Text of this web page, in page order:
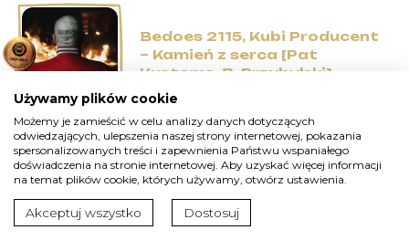
Bedoes 2115, Kubi Producent
– Kamień z serca [Pat
Kustoms, B. Przybylski]
DJ Element ft. Krystyna Prońko,
Kuba Knap, Ryfa Ri –
Niewypowiedziane światy [M.
Używamy plików cookie
Możemy je zamieścić w celu analizy danych dotyczących
odwiedzających, ulepszenia naszej strony internetowej, pokazania
spersonalizowanych treści i zapewnienia Państwu wspaniałego
doświadczenia na stronie internetowej. Aby uzyskać więcej informacji
na temat plików cookie, których używamy, otwórz ustawienia.
Akceptuj wszystko Dostosuj